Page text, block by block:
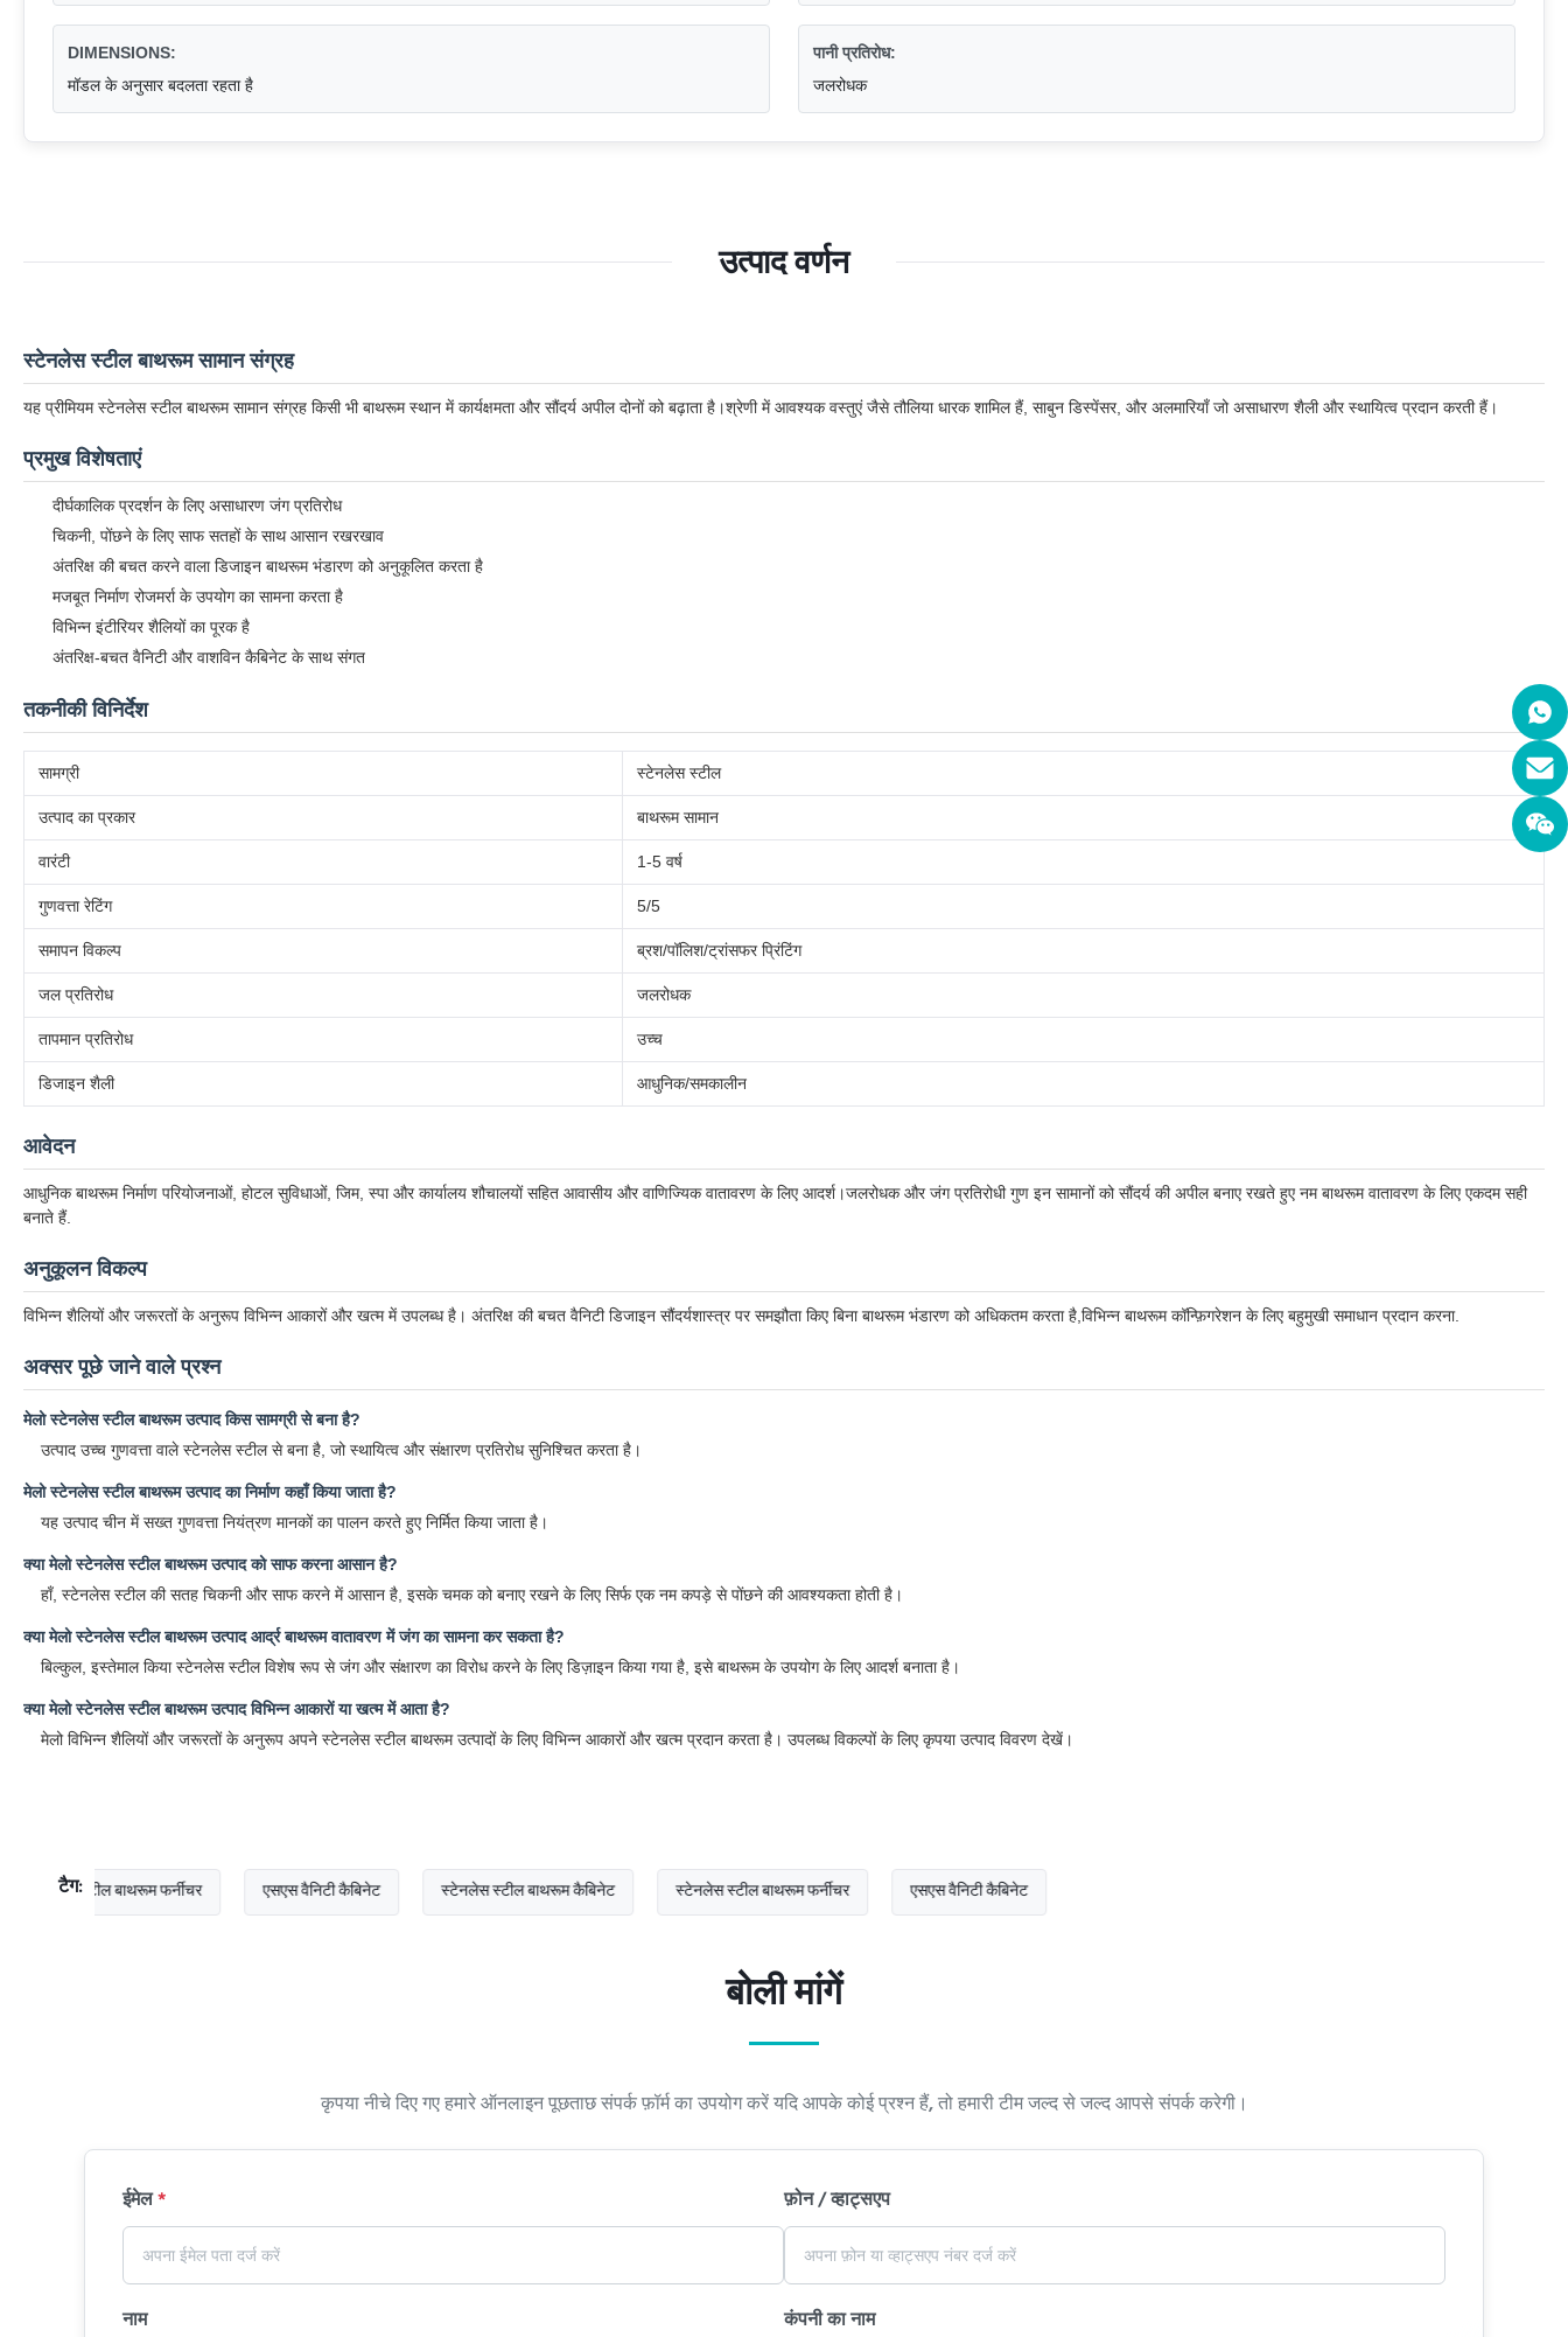
DIMENSIONS:
मॉडल के अनुसार बदलता रहता है
पानी प्रतिरोध:
जलरोधक
उत्पाद वर्णन
स्टेनलेस स्टील बाथरूम सामान संग्रह
यह प्रीमियम स्टेनलेस स्टील बाथरूम सामान संग्रह किसी भी बाथरूम स्थान में कार्यक्षमता और सौंदर्य अपील दोनों को बढ़ाता है।श्रेणी में आवश्यक वस्तुएं जैसे तौलिया धारक शामिल हैं, साबुन डिस्पेंसर, और अलमारियाँ जो असाधारण शैली और स्थायित्व प्रदान करती हैं।
प्रमुख विशेषताएं
दीर्घकालिक प्रदर्शन के लिए असाधारण जंग प्रतिरोध
चिकनी, पोंछने के लिए साफ सतहों के साथ आसान रखरखाव
अंतरिक्ष की बचत करने वाला डिजाइन बाथरूम भंडारण को अनुकूलित करता है
मजबूत निर्माण रोजमर्रा के उपयोग का सामना करता है
विभिन्न इंटीरियर शैलियों का पूरक है
अंतरिक्ष-बचत वैनिटी और वाशविन कैबिनेट के साथ संगत
तकनीकी विनिर्देश
सामग्री स्टेनलेस स्टील
उत्पाद का प्रकार बाथरूम सामान
वारंटी 1-5 वर्ष
गुणवत्ता रेटिंग 5/5
समापन विकल्प ब्रश/पॉलिश/ट्रांसफर प्रिंटिंग
जल प्रतिरोध जलरोधक
तापमान प्रतिरोध उच्च
डिजाइन शैली आधुनिक/समकालीन
आवेदन
आधुनिक बाथरूम निर्माण परियोजनाओं, होटल सुविधाओं, जिम, स्पा और कार्यालय शौचालयों सहित आवासीय और वाणिज्यिक वातावरण के लिए आदर्श।जलरोधक और जंग प्रतिरोधी गुण इन सामानों को सौंदर्य की अपील बनाए रखते हुए नम बाथरूम वातावरण के लिए एकदम सही
बनाते हैं.
अनुकूलन विकल्प
विभिन्न शैलियों और जरूरतों के अनुरूप विभिन्न आकारों और खत्म में उपलब्ध है। अंतरिक्ष की बचत वैनिटी डिजाइन सौंदर्यशास्त्र पर समझौता किए बिना बाथरूम भंडारण को अधिकतम करता है,विभिन्न बाथरूम कॉन्फ़िगरेशन के लिए बहुमुखी समाधान प्रदान करना.
अक्सर पूछे जाने वाले प्रश्न
मेलो स्टेनलेस स्टील बाथरूम उत्पाद किस सामग्री से बना है?
उत्पाद उच्च गुणवत्ता वाले स्टेनलेस स्टील से बना है, जो स्थायित्व और संक्षारण प्रतिरोध सुनिश्चित करता है।
मेलो स्टेनलेस स्टील बाथरूम उत्पाद का निर्माण कहाँ किया जाता है?
यह उत्पाद चीन में सख्त गुणवत्ता नियंत्रण मानकों का पालन करते हुए निर्मित किया जाता है।
क्या मेलो स्टेनलेस स्टील बाथरूम उत्पाद को साफ करना आसान है?
हाँ, स्टेनलेस स्टील की सतह चिकनी और साफ करने में आसान है, इसके चमक को बनाए रखने के लिए सिर्फ एक नम कपड़े से पोंछने की आवश्यकता होती है।
क्या मेलो स्टेनलेस स्टील बाथरूम उत्पाद आर्द्र बाथरूम वातावरण में जंग का सामना कर सकता है?
बिल्कुल, इस्तेमाल किया स्टेनलेस स्टील विशेष रूप से जंग और संक्षारण का विरोध करने के लिए डिज़ाइन किया गया है, इसे बाथरूम के उपयोग के लिए आदर्श बनाता है।
क्या मेलो स्टेनलेस स्टील बाथरूम उत्पाद विभिन्न आकारों या खत्म में आता है?
मेलो विभिन्न शैलियों और जरूरतों के अनुरूप अपने स्टेनलेस स्टील बाथरूम उत्पादों के लिए विभिन्न आकारों और खत्म प्रदान करता है। उपलब्ध विकल्पों के लिए कृपया उत्पाद विवरण देखें।
टैग:
बाथरूम फर्नीचर एसएस वैनिटी कैबिनेट स्टेनलेस स्टील बाथरूम कैबिनेट स्टेनलेस स्टील बाथरूम फर्नीचर एसएस वैनिटी कैबिनेट
बोली मांगें
कृपया नीचे दिए गए हमारे ऑनलाइन पूछताछ संपर्क फ़ॉर्म का उपयोग करें यदि आपके कोई प्रश्न हैं, तो हमारी टीम जल्द से जल्द आपसे संपर्क करेगी।
ईमेल* फ़ोन / व्हाट्सएप
नाम कंपनी का नाम